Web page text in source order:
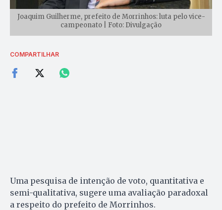
Joaquim Guilherme, prefeito de Morrinhos: luta pelo vice-
campeonato | Foto: Divulgação
COMPARTILHAR
Uma pesquisa de intenção de voto, quantitativa e
semi-qualitativa, sugere uma avaliação paradoxal
a respeito do prefeito de Morrinhos.